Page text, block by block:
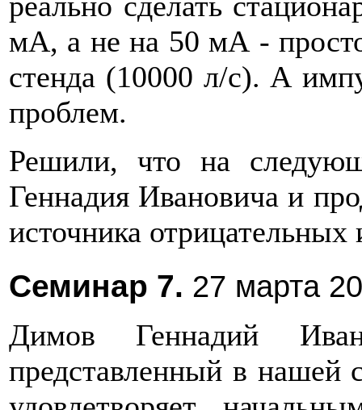
мА, а не на 50 мА - просто
стенда (10000 л/с). А
проблем.
Решили, что на
Геннадия Ивановича и
источника отрицательных
Семинар 7. 27 марта
Димов Геннадий
представленный в нашей